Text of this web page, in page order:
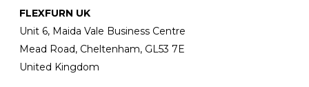
FLEXFURN UK
Unit 6, Maida Vale Business Centre
Mead Road, Cheltenham, GL53 7E
United Kingdom